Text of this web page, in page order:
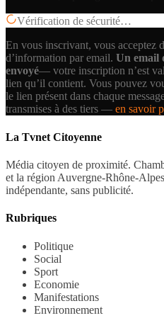
Vérification de sécurité…
En vous inscrivant, vous acceptez
d’information par email. Un email
envoyé— votre inscription n’est
lien qu’il contient. Vous pouvez
le lien présent dans chaque
transmises à des tiers — en savoir
La Tvnet Citoyenne
Média citoyen de proximité.
et la région Auvergne-Rhône-
indépendante, sans publicité.
Rubriques
Politique
Social
Sport
Economie
Manifestations
Environnement